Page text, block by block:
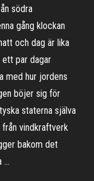
södra
gång klockan
och dag är lika
ett par dagar
med hur jordens
böjer sig för
staterna själva
vindkraftverk
bakom det
…